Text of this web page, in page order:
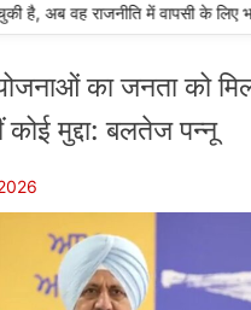
है, अब वह राजनीति में वापसी के
का जनता को
कोई मुद्दा: बलतेज पन्नू